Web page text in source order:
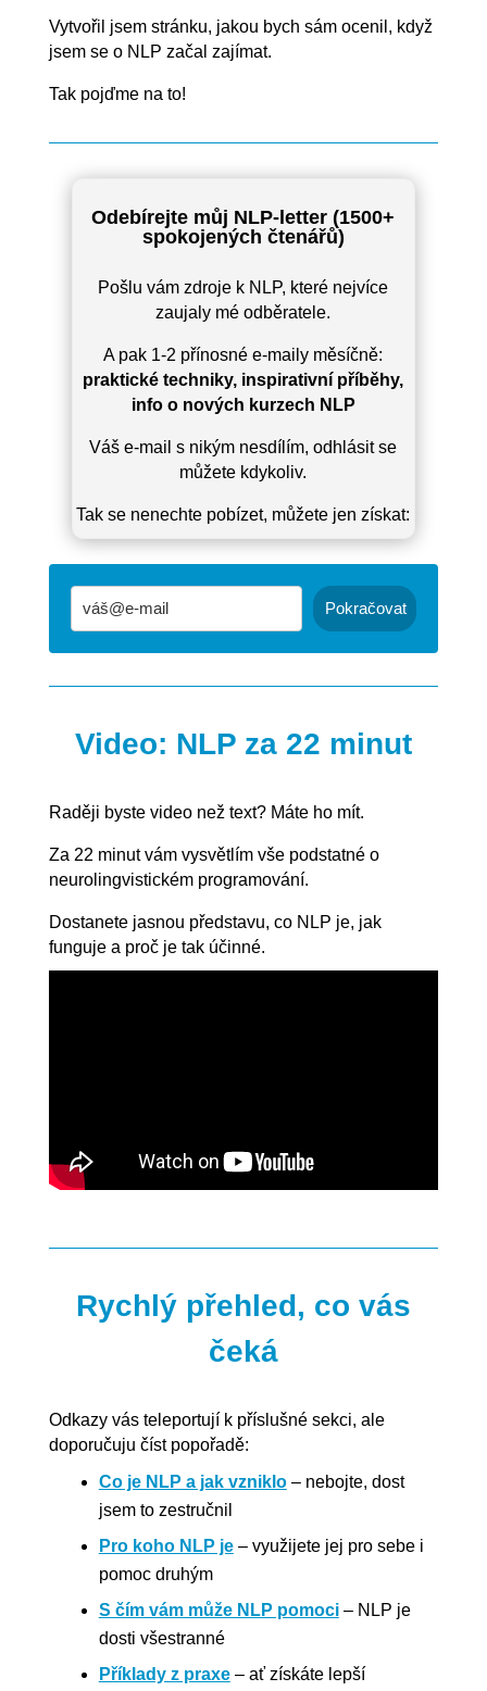
Vytvořil jsem stránku, jakou bych sám ocenil, když
jsem se o NLP začal zajímat.
Tak pojďme na to!
Odebírejte můj NLP-letter (1500+
spokojených čtenářů)
Pošlu vám zdroje k NLP, které nejvíce
zaujaly mé odběratele.
A pak 1-2 přínosné e-maily měsíčně:
praktické techniky, inspirativní příběhy,
info o nových kurzech NLP
Váš e-mail s nikým nesdílím, odhlásit se
můžete kdykoliv.
Tak se nenechte pobízet, můžete jen získat:
Pokračovat
Video: NLP za 22 minut
Raději byste video než text? Máte ho mít.
Za 22 minut vám vysvětlím vše podstatné o
neurolingvistickém programování.
Dostanete jasnou představu, co NLP je, jak
funguje a proč je tak účinné.
Rychlý přehled, co vás
čeká
Odkazy vás teleportují k příslušné sekci, ale
doporučuju číst popořadě:
Co je NLP a jak vzniklo– nebojte, dost
jsem to zestručnil
Pro koho NLP je– využijete jej pro sebe i
pomoc druhým
S čím vám může NLP pomoci– NLP je
dosti všestranné
Příklady z praxe– ať získáte lepší